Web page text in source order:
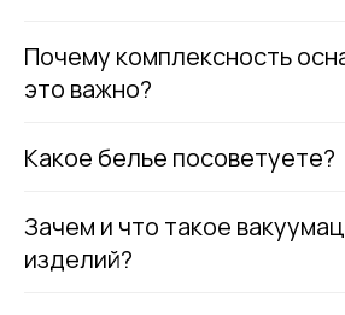
Почему комплексность
это важно?
Какое белье посоветуете?
Зачем и что такое
изделий?